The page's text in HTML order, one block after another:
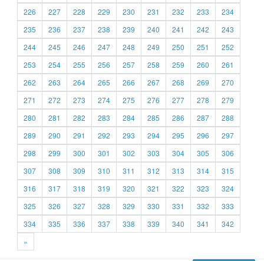
226
227 228 229 230 231 232 233
234
235
236 237 238 239 240 241 242
243
244
245 246 247 248 249 250 251
252
253
254 255 256 257 258 259 260
261
262
263 264 265 266 267 268 269
270
271
272 273 274 275 276 277 278
279
280
281 282 283 284 285 286 287
288
289
290 291 292 293 294 295 296
297
298
299 300 301 302 303 304 305
306
307
308 309 310 311 312 313 314
315
316
317 318 319 320 321 322 323
324
325
326 327 328 329 330 331 332
333
334
335 336 337 338 339 340 341
342
»